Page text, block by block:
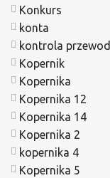
Konkurs
konta
kontrola
Kopernik
Kopernika
Kopernika 12
Kopernika 14
Kopernika 2
kopernika 4
Kopernika 5